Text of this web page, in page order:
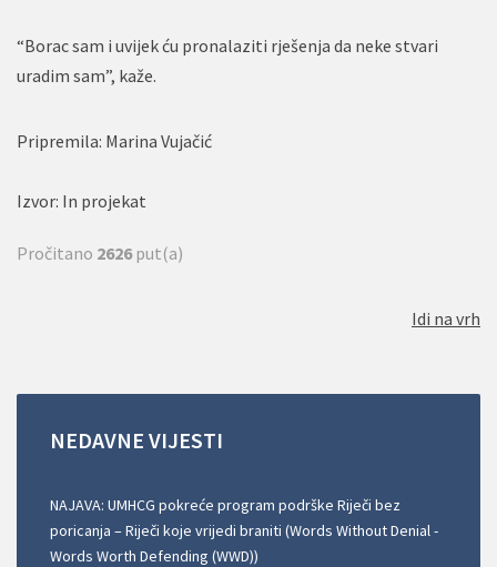
“Borac sam i uvijek ću pronalaziti rješenja da neke stvari
uradim sam”, kaže.
Pripremila: Marina Vujačić
Izvor: In projekat
Pročitano 2626put(a)
Idi na vrh
NEDAVNE VIJESTI
NAJAVA: UMHCG pokreće program podrške Riječi bez
poricanja – Riječi koje vrijedi braniti (Words Without Denial -
Words Worth Defending (WWD))